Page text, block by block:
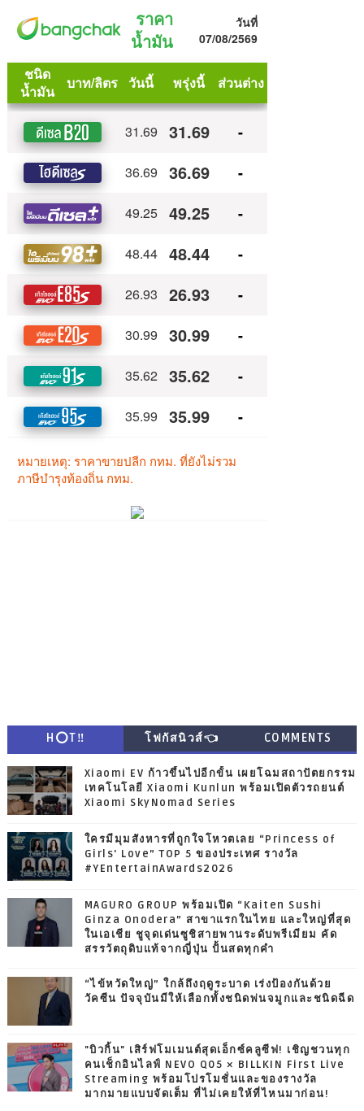
H⭕T‼ โฟกัสนิวส์👈 COMMENTS
Xiaomi EV ก้าวขึ้นไปอีกขั้น เผยโฉมสถาปัตยกรรม
เทคโนโลยี Xiaomi Kunlun พร้อมเปิดตัวรถยนต์
Xiaomi SkyNomad Series
ใครมีมุมสังหารที่ถูกใจโหวตเลย “Princess of
Girls' Love” TOP 5 ของประเทศ รางวัล
#YEntertainAwards2026
MAGURO GROUP พร้อมเปิด “Kaiten Sushi
Ginza Onodera” สาขาแรกในไทย และใหญ่ที่สุด
ในเอเชีย ชูจุดเด่นซูชิสายพานระดับพรีเมียม คัด
สรรวัตถุดิบแท้จากญี่ปุ่น ปั้นสดทุกคำ
“ไข้หวัดใหญ่” ใกล้ถึงฤดูระบาด เร่งป้องกันด้วย
วัคซีน ปัจจุบันมีให้เลือกทั้งชนิดพ่นจมูกและชนิดฉีด
"บิวกิ้น" เสิร์ฟโมเมนต์สุดเอ็กซ์คลูซีฟ! เชิญชวนทุก
คนเช็กอินไลฟ์ NEVO Q05 × BILLKIN First Live
Streaming พร้อมโปรโมชั่นและของรางวัล
มากมายแบบจัดเต็ม ที่ไม่เคยให้ที่ไหนมาก่อน!